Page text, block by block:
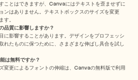
ことはできますが、Canvaにはテキストを歪ませずに
ンはありません。テキストボックスのサイズを変更
す。
品質に影響しますか？
に影響することがあります。デザインをプロフェッシ
れたものに保つために、さまざまな伸ばし具合を試し
は無料ですか？
変更によるフォントの伸縮は、Canvaの無料版で利用